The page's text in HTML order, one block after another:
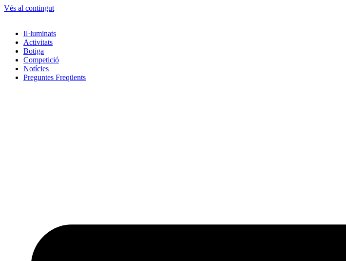
Vés al contingut
Il·luminats
Activitats
Botiga
Competició
Notícies
Preguntes Freqüents